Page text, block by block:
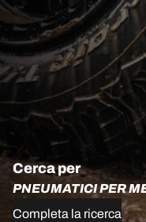
Cerca per
PNEUMATICI PER
Completa la ricerca